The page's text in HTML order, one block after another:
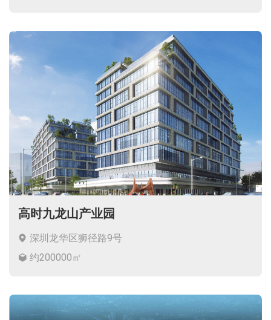
高时九龙山产业园
深圳龙华区狮径路9号
约200000㎡